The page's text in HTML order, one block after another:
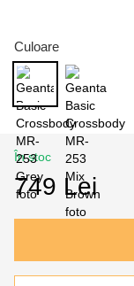
Culoare
În stoc
749 Lei